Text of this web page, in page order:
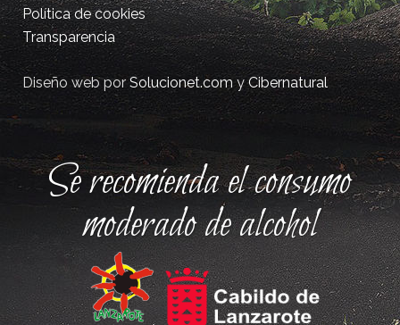
Política de cookies
Transparencia
Diseño web porSolucionet.comyCibernatural
Se recomienda el consumo
moderado de alcohol